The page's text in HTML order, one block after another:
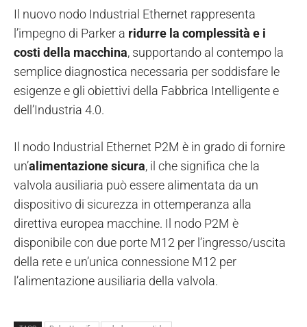
Il nuovo nodo Industrial Ethernet rappresenta
l’impegno di Parker a ridurre la complessità e i
costi della macchina, supportando al contempo la
semplice diagnostica necessaria per soddisfare le
esigenze e gli obiettivi della Fabbrica Intelligente e
dell’Industria 4.0.
Il nodo Industrial Ethernet P2M è in grado di fornire
un’alimentazione sicura, il che significa che la
valvola ausiliaria può essere alimentata da un
dispositivo di sicurezza in ottemperanza alla
direttiva europea macchine. Il nodo P2M è
disponibile con due porte M12 per l’ingresso/uscita
della rete e un’unica connessione M12 per
l’alimentazione ausiliaria della valvola.